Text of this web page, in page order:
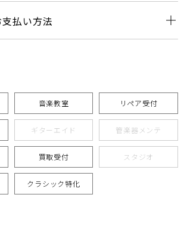
払い方法
音楽教室 リペア受付
ギターエイド 管楽器メンテ
買取受付 スタジオ
クラシック特化